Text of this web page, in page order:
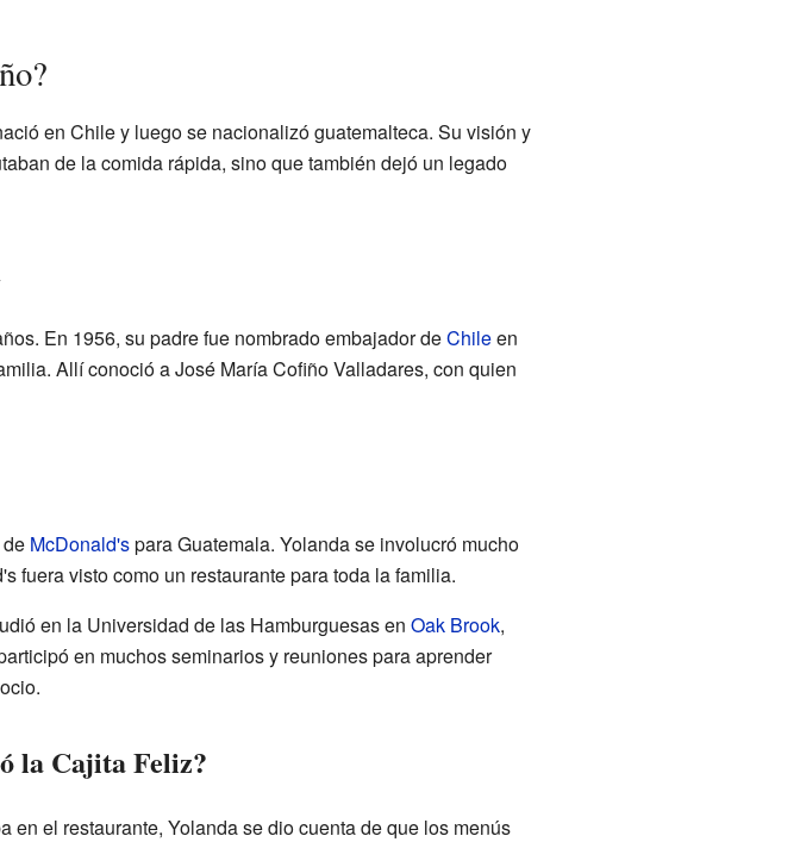
en Chile y luego se nacionalizó guatemalteca. Su visión y
de la comida rápida, sino que también dejó un legado
En 1956, su padre fue nombrado embajador deChileen
Allí conoció a José María Cofiño Valladares, con quien
McDonald'spara Guatemala. Yolanda se involucró mucho
fuera visto como un restaurante para toda la familia.
en la Universidad de las Hamburguesas en Oak Brook,
en muchos seminarios y reuniones para aprender
la Cajita Feliz?
en el restaurante, Yolanda se dio cuenta de que los menús